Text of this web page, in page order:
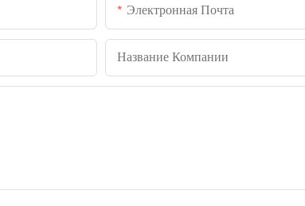
Электронная Почта
Название Компании